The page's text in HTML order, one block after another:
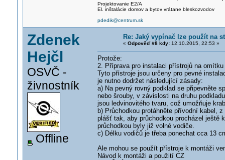
Projektovanie E2/A
El. inštalácie domov a bytov vrátane bleskozvodov
pdedik@centrum.sk
Zdenek
Hejčl
OSVČ -
živnostník
Offline
Re: Jaký vypínač lze použít na
« Odpověď #8 kdy:12.10.2015, 22:53 »
Protože:
2. Příprava pro instalaci přístrojů na omítku
Tyto přístroje jsou určeny pro pevné
je nutno dodržet následující zásady:
a) Na pevný rovný podklad se připevněte
nebo šrouby, v závislosti na druhu
jsou ledvinovitého tvaru, což umožňuje
b) Průchodkou protáhněte přívodní kabel,
plášť tak, aby průchodkou procházel ještě
průchodkou byly již volné vodiče.
c) Délku vodičů je třeba ponechat cca 13
Ale mohou se použít přístroje k montáži
Návod k montáži a použití CZ